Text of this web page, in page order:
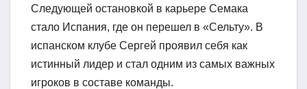
Следующей остановкой в карьере Семака
стало Испания, где он перешел в «Сельту». В
испанском клубе Сергей проявил себя как
истинный лидер и стал одним из самых важных
игроков в составе команды.